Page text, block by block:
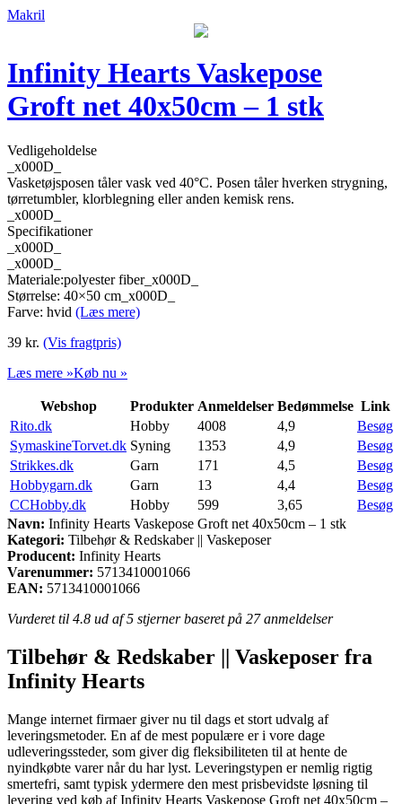
Makril
Infinity Hearts Vaskepose
Groft net 40x50cm – 1 stk
Vedligeholdelse
_x000D_
Vasketøjsposen tåler vask ved 40°C. Posen tåler hverken strygning,
tørretumbler, klorblegning eller anden kemisk rens.
_x000D_
Specifikationer
_x000D_
_x000D_
Materiale:polyester fiber_x000D_
Størrelse: 40×50 cm_x000D_
Farve: hvid (Læs mere)
39 kr. (Vis fragtpris)
Læs mere »Køb nu »
Webshop Produkter Anmeldelser Bedømmelse Link
Rito.dk
Hobby 4008 4,9
Besøg
SymaskineTorvet.dk Syning 1353 4,9
Besøg
Strikkes.dk
Garn 171 4,5
Besøg
Hobbygarn.dk
Garn 13 4,4
Besøg
CCHobby.dk
Hobby 599 3,65
Besøg
Navn: Infinity Hearts Vaskepose Groft net 40x50cm – 1 stk
Kategori: Tilbehør & Redskaber || Vaskeposer
Producent: Infinity Hearts
Varenummer: 5713410001066
EAN: 5713410001066
Vurderet til 4.8 ud af 5 stjerner baseret på 27anmeldelser
Tilbehør & Redskaber || Vaskeposer fra
Infinity Hearts
Mange internet firmaer giver nu til dags et stort udvalg af
leveringsmetoder. En af de mest populære er i vore dage
udleveringssteder, som giver dig fleksibiliteten til at hente de
nyindkøbte varer når du har lyst. Leveringstypen er nemlig rigtig
smertefri, samt typisk ydermere den mest prisbevidste løsning til
levering ved køb af Infinity Hearts Vaskepose Groft net 40x50cm –